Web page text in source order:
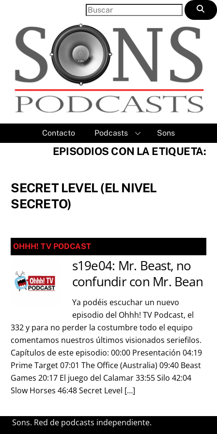
content
Contacto Podcasts Sons
EPISODIOS CON LA ETIQUETA:
SECRET LEVEL (EL NIVEL
SECRETO)
OHHH! TV PODCAST
s19e04: Mr. Beast, no
confundir con Mr. Bean
Ya podéis escuchar un nuevo
episodio del Ohhh! TV Podcast, el
332 y para no perder la costumbre todo el equipo
comentamos nuestros últimos visionados seriefilos.
Capítulos de este episodio: 00:00 Presentación 04:19
Prime Target 07:01 The Office (Australia) 09:40 Beast
Games 20:17 El juego del Calamar 33:55 Silo 42:04
Slow Horses 46:48 Secret Level […]
Sons. Red de podcasts independiente.